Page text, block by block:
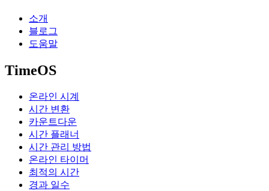
소개
블로그
도움말
TimeOS
온라인 시계
시간 변환
카운트다운
시간 플래너
시간 관리 방법
온라인 타이머
최적의 시간
경과 일수